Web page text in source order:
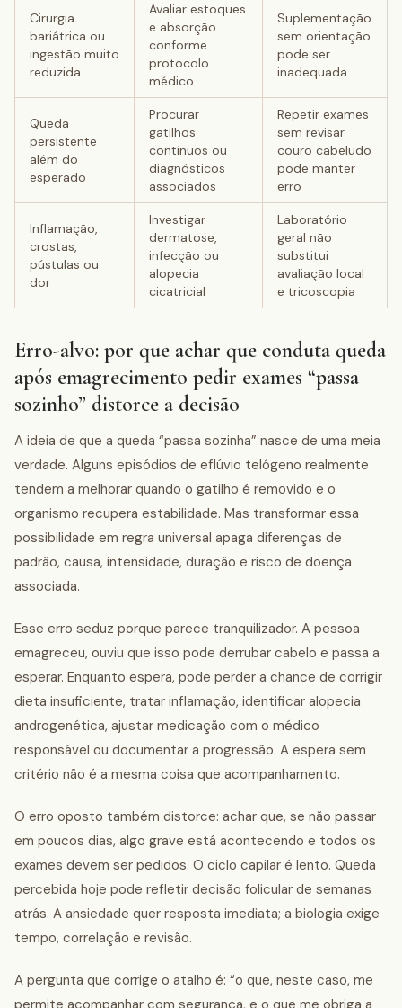
Cirurgia
bariátrica ou
ingestão muito
reduzida
Avaliar estoques
e absorção
conforme
protocolo
médico
Suplementação
sem orientação
pode ser
inadequada
Queda
persistente
além do
esperado
Procurar
gatilhos
contínuos ou
diagnósticos
associados
Repetir exames
sem revisar
couro cabeludo
pode manter
erro
Inflamação,
crostas,
pústulas ou
dor
Investigar
dermatose,
infecção ou
alopecia
cicatricial
Laboratório
geral não
substitui
avaliação local
e tricoscopia
Erro-alvo: por que achar que conduta queda
após emagrecimento pedir exames “passa
sozinho” distorce a decisão
A ideia de que a queda “passa sozinha” nasce de uma meia
verdade. Alguns episódios de eflúvio telógeno realmente
tendem a melhorar quando o gatilho é removido e o
organismo recupera estabilidade. Mas transformar essa
possibilidade em regra universal apaga diferenças de
padrão, causa, intensidade, duração e risco de doença
associada.
Esse erro seduz porque parece tranquilizador. A pessoa
emagreceu, ouviu que isso pode derrubar cabelo e passa a
esperar. Enquanto espera, pode perder a chance de corrigir
dieta insuficiente, tratar inflamação, identificar alopecia
androgenética, ajustar medicação com o médico
responsável ou documentar a progressão. A espera sem
critério não é a mesma coisa que acompanhamento.
O erro oposto também distorce: achar que, se não passar
em poucos dias, algo grave está acontecendo e todos os
exames devem ser pedidos. O ciclo capilar é lento. Queda
percebida hoje pode refletir decisão folicular de semanas
atrás. A ansiedade quer resposta imediata; a biologia exige
tempo, correlação e revisão.
A pergunta que corrige o atalho é: “o que, neste caso, me
permite acompanhar com segurança, e o que me obriga a